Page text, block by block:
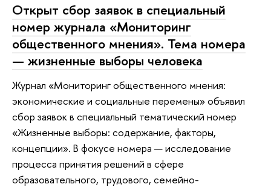
Открыт сбор заявок в специальный
номер журнала «Мониторинг
общественного мнения». Тема номера
— жизненные выборы человека
Журнал «Мониторинг общественного мнения:
экономические и социальные перемены» объявил
сбор заявок в специальный тематический номер
«Жизненные выборы: содержание, факторы,
концепции». В фокусе номера — исследование
процесса принятия решений в сфере
образовательного, трудового, семейно-